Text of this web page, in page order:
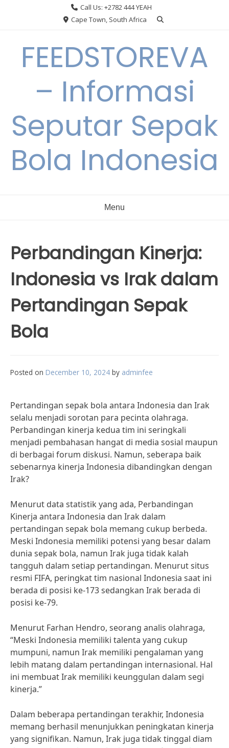
Call Us: +2782 444 YEAH
Cape Town, South Africa
FEEDSTOREVA
– Informasi
Seputar Sepak
Bola Indonesia
Menu
Perbandingan Kinerja:
Indonesia vs Irak dalam
Pertandingan Sepak
Bola
Posted on December 10, 2024 by adminfee
Pertandingan sepak bola antara Indonesia dan Irak
selalu menjadi sorotan para pecinta olahraga.
Perbandingan kinerja kedua tim ini seringkali
menjadi pembahasan hangat di media sosial maupun
di berbagai forum diskusi. Namun, seberapa baik
sebenarnya kinerja Indonesia dibandingkan dengan
Irak?
Menurut data statistik yang ada, Perbandingan
Kinerja antara Indonesia dan Irak dalam
pertandingan sepak bola memang cukup berbeda.
Meski Indonesia memiliki potensi yang besar dalam
dunia sepak bola, namun Irak juga tidak kalah
tangguh dalam setiap pertandingan. Menurut situs
resmi FIFA, peringkat tim nasional Indonesia saat ini
berada di posisi ke-173 sedangkan Irak berada di
posisi ke-79.
Menurut Farhan Hendro, seorang analis olahraga,
“Meski Indonesia memiliki talenta yang cukup
mumpuni, namun Irak memiliki pengalaman yang
lebih matang dalam pertandingan internasional. Hal
ini membuat Irak memiliki keunggulan dalam segi
kinerja.”
Dalam beberapa pertandingan terakhir, Indonesia
memang berhasil menunjukkan peningkatan kinerja
yang signifikan. Namun, Irak juga tidak tinggal diam